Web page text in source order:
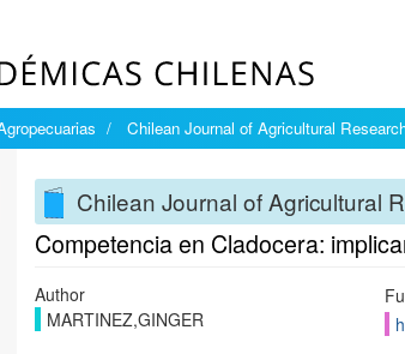
Chilean Journal of Agricultural
Chilean Journal of Agricultural
Competencia en Cladocera:
Author
MARTINEZ,GINGER